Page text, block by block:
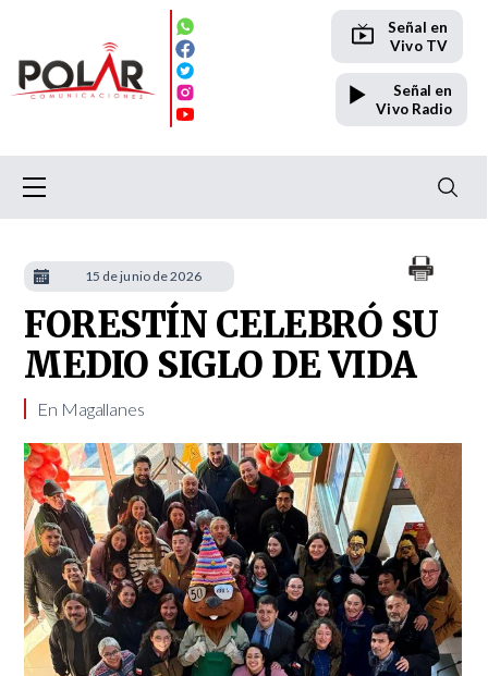
Señal en
Vivo TV
Señal en
Vivo Radio
FORESTÍN CELEBRÓ SU
MEDIO SIGLO DE VIDA
En Magallanes
15 de junio de 2026